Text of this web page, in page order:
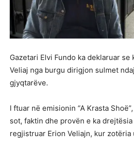
Gazetari Elvi Fundo ka deklaruar se
Veliaj nga burgu dirigjon sulmet
gjyqtarëve.
I ftuar në emisionin “A Krasta
sot, faktin dhe provën e ka drejtësia
regjistruar Erion Veliajn, kur zotëria